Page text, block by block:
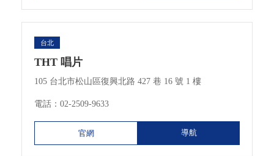
台北
THT 唱片
105 台北市松山區復興北路 427 巷 16 號 1 樓
電話： 02-2509-9633
官網 導航